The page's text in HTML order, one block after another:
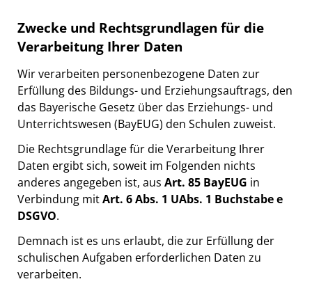
Zwecke und Rechtsgrundlagen für die
Verarbeitung Ihrer Daten
Wir verarbeiten personenbezogene Daten zur
Erfüllung des Bildungs- und Erziehungsauftrags, den
das Bayerische Gesetz über das Erziehungs- und
Unterrichtswesen (BayEUG) den Schulen zuweist.
Die Rechtsgrundlage für die Verarbeitung Ihrer
Daten ergibt sich, soweit im Folgenden nichts
anderes angegeben ist, aus Art. 85 BayEUG in
Verbindung mitArt. 6 Abs. 1 UAbs. 1 Buchstabe e
DSGVO.
Demnach ist es uns erlaubt, die zur Erfüllung der
schulischen Aufgaben erforderlichen Daten zu
verarbeiten.